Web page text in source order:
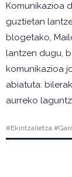
Komunikazioa
guztietan
blogetako,
lantzen dugu,
komunikazioa
abiatuta:
aurreko
#Ekintzailetza